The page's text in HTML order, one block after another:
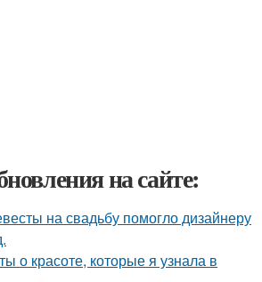
на сайте:
на свадьбу помогло дизайнеру
о красоте, которые я узнала в